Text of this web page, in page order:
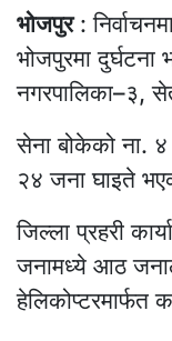
भोजपुर:
भोजपुरमा
नगरपालिका–३,
सेना बोकेको ना.
२४ जना घाइते
जिल्ला प्रहरी
जनामध्ये आठ
हेलिकोप्टरमार्फत